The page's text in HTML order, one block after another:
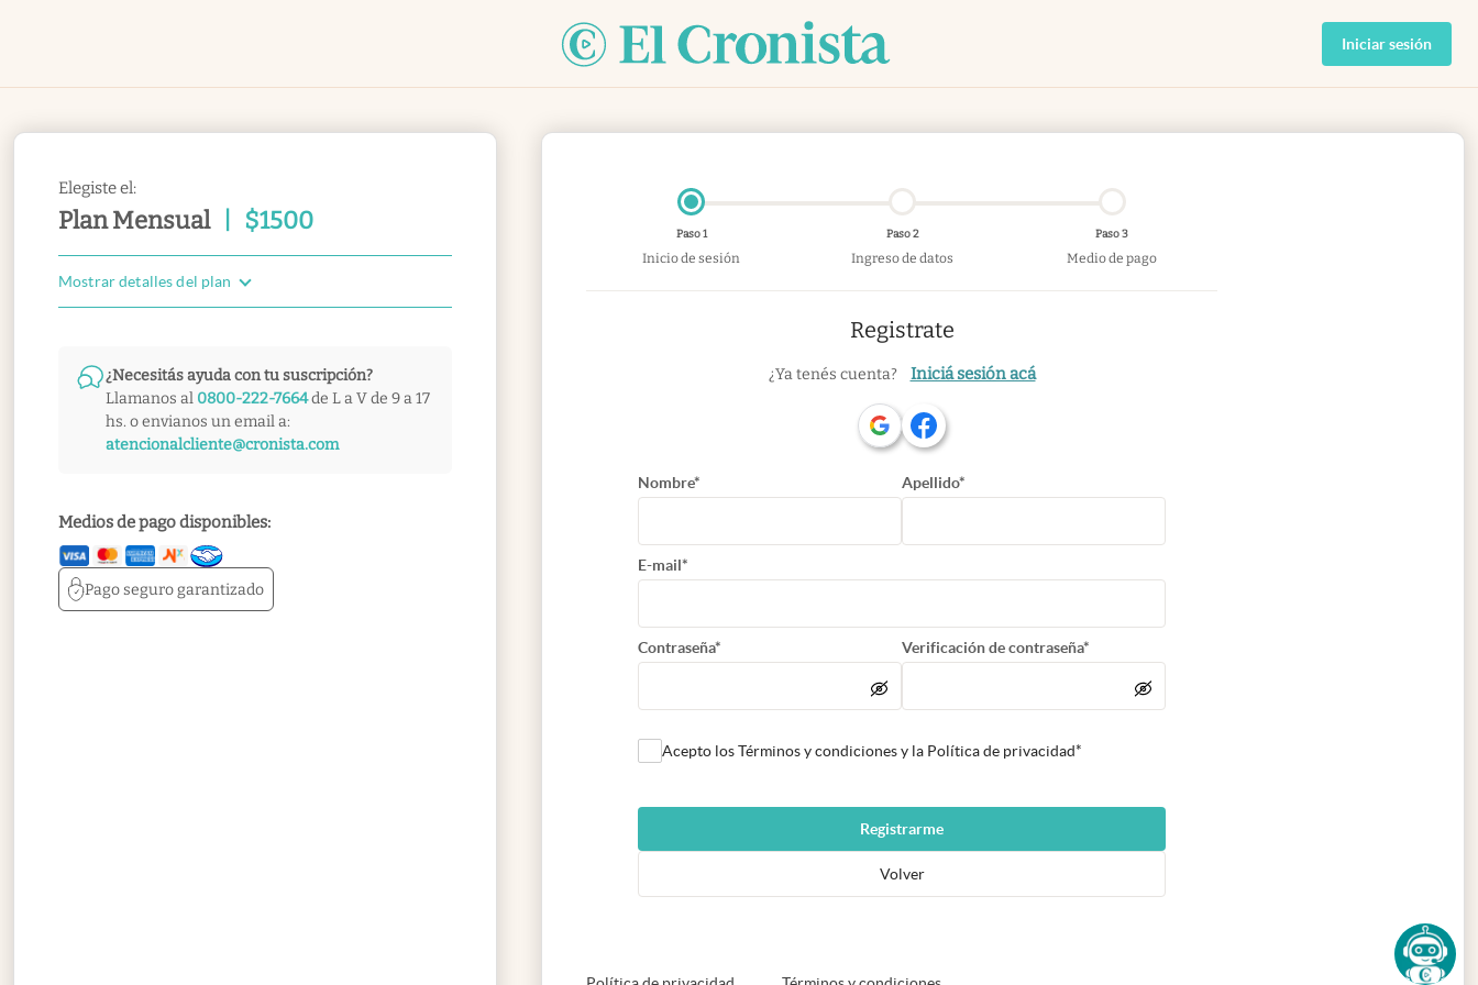
Iniciar sesión
Elegiste el:
Plan Mensual $1500
Mostrar detalles del plan
¿Necesitás ayuda con tu suscripción?
Llamanos al 0800-222-7664de L a V de 9 a 17
hs. o envianos un email a:
atencionalcliente@cronista.com
Medios de pago disponibles:
Pago segurogarantizado
Paso 1
Inicio de sesión
Paso 2
Ingreso de datos
Paso 3
Medio de pago
Registrate
¿Ya tenés cuenta? Iniciá sesión acá
Nombre* Apellido*
E-mail*
Contraseña* Verificación de contraseña*
Acepto los Términos y condiciones y la Política de privacidad*
Registrarme
Volver